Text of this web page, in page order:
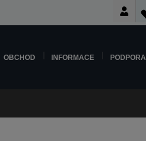
OBCHOD INFORMACE PODPORA